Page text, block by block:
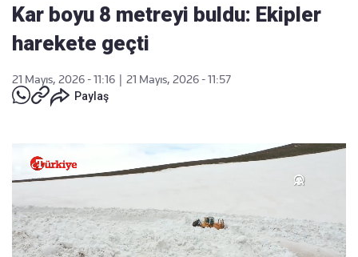
Kar boyu 8 metreyi buldu: Ekipler
harekete geçti
21 Mayıs, 2026 - 11:16
21 Mayıs, 2026 - 11:57
Paylaş